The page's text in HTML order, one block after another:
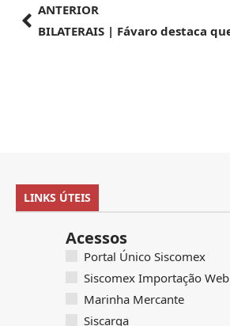
ANTERIOR
LINKS ÚTEIS
Acessos
Portal Único Siscomex
Siscomex Importação Web
Marinha Mercante
Siscarga